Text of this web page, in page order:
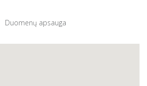
Duomenų apsauga